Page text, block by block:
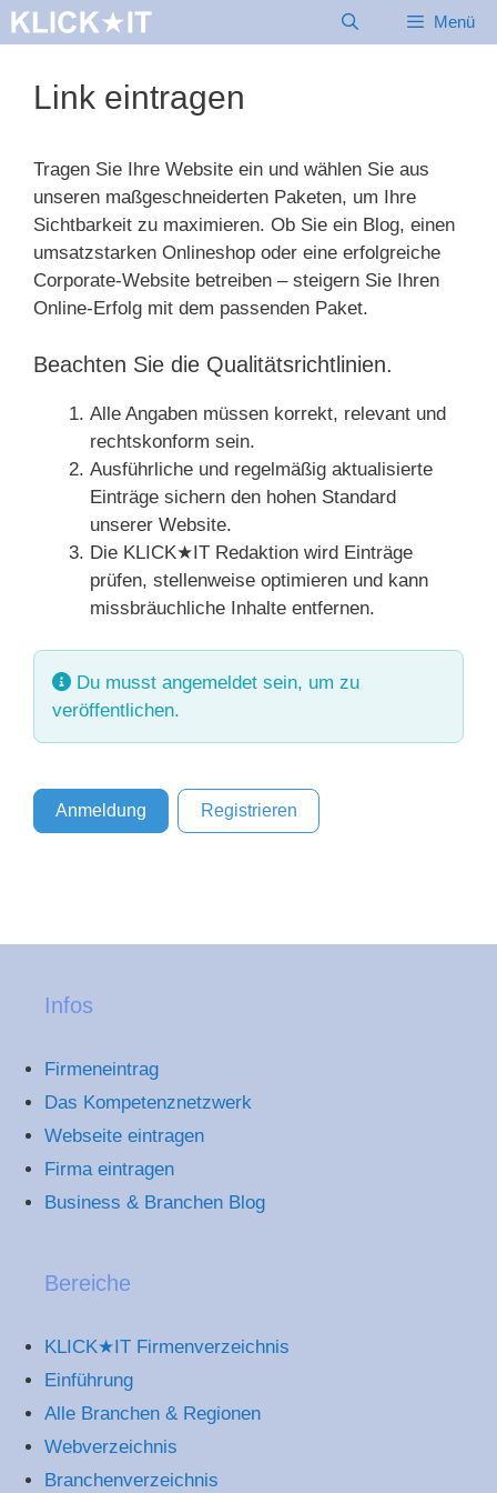
Zum
Inhalt
Menü
Link eintragen
Tragen Sie Ihre Website ein und wählen Sie aus
unseren maßgeschneiderten Paketen, um Ihre
Sichtbarkeit zu maximieren. Ob Sie ein Blog, einen
umsatzstarken Onlineshop oder eine erfolgreiche
Corporate-Website betreiben – steigern Sie Ihren
Online-Erfolg mit dem passenden Paket.
Beachten Sie die Qualitätsrichtlinien.
Alle Angaben müssen korrekt, relevant und
rechtskonform sein.
Ausführliche und regelmäßig aktualisierte
Einträge sichern den hohen Standard
unserer Website.
Die KLICK★IT Redaktion wird Einträge
prüfen, stellenweise optimieren und kann
missbräuchliche Inhalte entfernen.
Du musst angemeldet sein, um zu
veröffentlichen.
Anmeldung Registrieren
Infos
Firmeneintrag
Das Kompetenznetzwerk
Webseite eintragen
Firma eintragen
Business & Branchen Blog
Bereiche
KLICK★IT Firmenverzeichnis
Einführung
Alle Branchen & Regionen
Webverzeichnis
Branchenverzeichnis